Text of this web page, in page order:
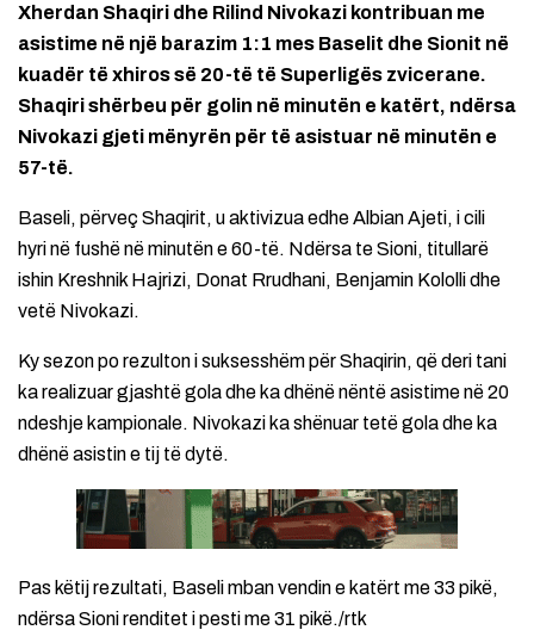
Xherdan Shaqiri dhe Rilind Nivokazi kontribuan me
asistime në një barazim 1:1 mes Baselit dhe Sionit në
kuadër të xhiros së 20-të të Superligës zvicerane.
Shaqiri shërbeu për golin në minutën e katërt, ndërsa
Nivokazi gjeti mënyrën për të asistuar në minutën e
57-të.
Baseli, përveç Shaqirit, u aktivizua edhe Albian Ajeti, i cili
hyri në fushë në minutën e 60-të. Ndërsa te Sioni, titullarë
ishin Kreshnik Hajrizi, Donat Rrudhani, Benjamin Kololli dhe
vetë Nivokazi.
Ky sezon po rezulton i suksesshëm për Shaqirin, që deri tani
ka realizuar gjashtë gola dhe ka dhënë nëntë asistime në 20
ndeshje kampionale. Nivokazi ka shënuar tetë gola dhe ka
dhënë asistin e tij të dytë.
Pas këtij rezultati, Baseli mban vendin e katërt me 33 pikë,
ndërsa Sioni renditet i pesti me 31 pikë./rtk